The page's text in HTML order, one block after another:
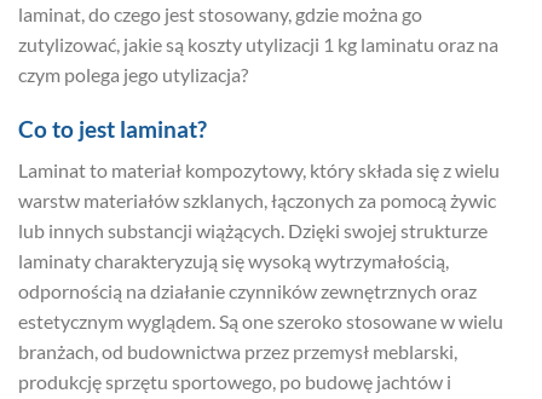
laminat, do czego jest stosowany, gdzie można go
zutylizować, jakie są koszty utylizacji 1 kg laminatu oraz na
czym polega jego utylizacja?
Co to jest laminat?
Laminat to materiał kompozytowy, który składa się z wielu
warstw materiałów szklanych, łączonych za pomocą żywic
lub innych substancji wiążących. Dzięki swojej strukturze
laminaty charakteryzują się wysoką wytrzymałością,
odpornością na działanie czynników zewnętrznych oraz
estetycznym wyglądem. Są one szeroko stosowane w wielu
branżach, od budownictwa przez przemysł meblarski,
produkcję sprzętu sportowego, po budowę jachtów i